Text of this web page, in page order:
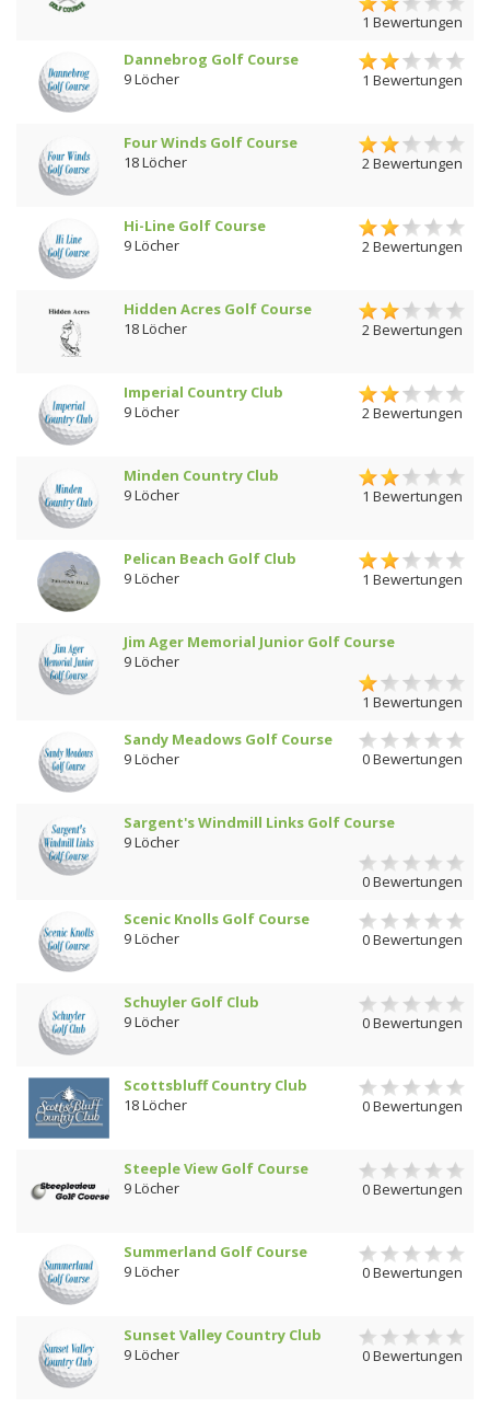
1 Bewertungen
Dannebrog Golf Course
9 Löcher
1 Bewertungen
Four Winds Golf Course
18 Löcher
2 Bewertungen
Hi-Line Golf Course
9 Löcher
2 Bewertungen
Hidden Acres Golf Course
18 Löcher
2 Bewertungen
Imperial Country Club
9 Löcher
2 Bewertungen
Minden Country Club
9 Löcher
1 Bewertungen
Pelican Beach Golf Club
9 Löcher
1 Bewertungen
Jim Ager Memorial Junior Golf Course
9 Löcher
1 Bewertungen
Sandy Meadows Golf Course
9 Löcher
0 Bewertungen
Sargent's Windmill Links Golf Course
9 Löcher
0 Bewertungen
Scenic Knolls Golf Course
9 Löcher
0 Bewertungen
Schuyler Golf Club
9 Löcher
0 Bewertungen
Scottsbluff Country Club
18 Löcher
0 Bewertungen
Steeple View Golf Course
9 Löcher
0 Bewertungen
Summerland Golf Course
9 Löcher
0 Bewertungen
Sunset Valley Country Club
9 Löcher
0 Bewertungen